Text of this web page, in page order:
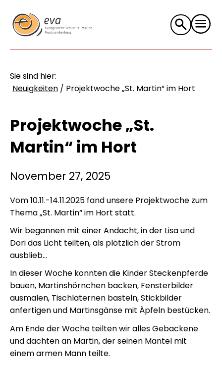
Suche
nach:
Sie sind hier:
Neuigkeiten / Projektwoche „St. Martin“ im Hort
Projektwoche „St.
Martin“ im Hort
November 27, 2025
Vom 10.11.-14.11.2025 fand unsere Projektwoche zum
Thema „St. Martin“ im Hort statt.
Wir begannen mit einer Andacht, in der Lisa und
Dori das Licht teilten, als plötzlich der Strom
ausblieb…
In dieser Woche konnten die Kinder Steckenpferde
bauen, Martinshörnchen backen, Fensterbilder
ausmalen, Tischlaternen basteln, Stickbilder
anfertigen und Martinsgänse mit Äpfeln bestücken.
Am Ende der Woche teilten wir alles Gebackene
und dachten an Martin, der seinen Mantel mit
einem armen Mann teilte.